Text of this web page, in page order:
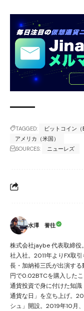
TAGGED: ビットコイン（
アメリカ（米国）
SOURCES:
ニューレズ
水澤 誉往
株式会社jaybe 代表取締
社入社。2011年よりFX取
長・加納裕三氏が出演す
円で0.02BTCを購入した
通貨投資で身に付けた知
通貨な日」を立ち上げ。
シュ」開設。2019年10月